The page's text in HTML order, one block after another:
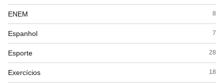
ENEM 8
Espanhol 7
Esporte 28
Exercícios 18